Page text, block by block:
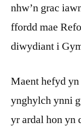
nhw’n grac
ffordd mae
diwydiant i
Maent hefyd
ynghylch ynni
yr ardal hon yn